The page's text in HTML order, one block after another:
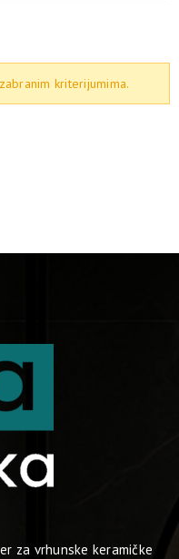
kriterijumima.
za vrhunske keramičke